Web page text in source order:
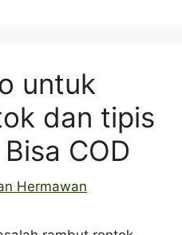
untuk
dan tipis
COD
Hermawan